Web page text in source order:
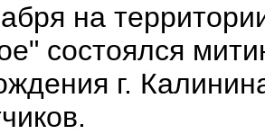
на
состоялся
г.